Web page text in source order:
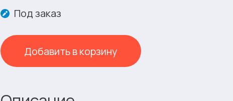
Под заказ
Добавить в корзину